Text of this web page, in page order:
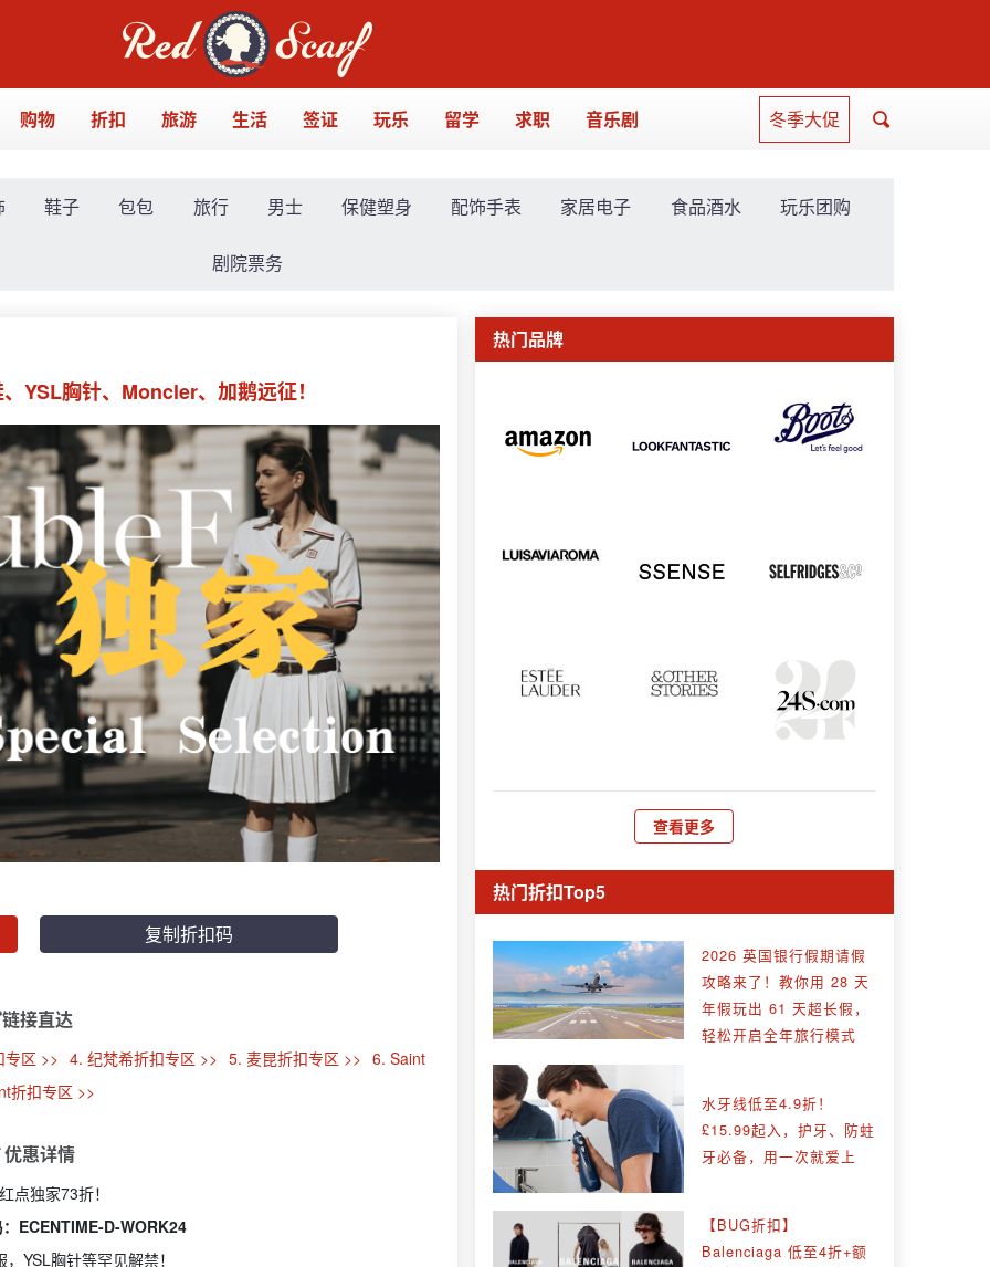
购物 折扣 旅游 生活 签证 玩乐 留学 求职 音乐剧 冬季大促
鞋子 包包 旅行 男士 保健塑身 配饰手表 家居电子 食品酒水 玩乐团购
剧院票务
YSL胸针、Moncler、加鹅远征！
复制折扣码
接直达
区 >> 4. 纪梵希折扣专区 >> 5. 麦昆折扣专区 >> 6. Saint
折扣专区 >>
优惠详情
点独家73折！
：ECENTIME-D-WORK24
，YSL胸针等罕见解禁！
热门品牌
查看更多
热门折扣Top5
2026 英国银行假期请假
攻略来了！教你用 28 天
年假玩出 61 天超长假，
轻松开启全年旅行模式
水牙线低至4.9折！
£15.99起入，护牙、防蛀
牙必备，用一次就爱上
【BUG折扣】
Balenciaga 低至4折+额